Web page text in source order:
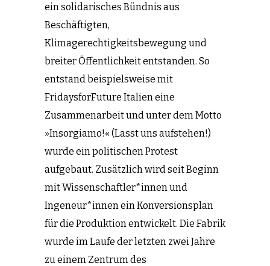
ein solidarisches Bündnis aus
Beschäftigten,
Klimagerechtigkeitsbewegung und
breiter Öffentlichkeit entstanden. So
entstand beispielsweise mit
FridaysforFuture Italien eine
Zusammenarbeit und unter dem Motto
»Insorgiamo!« (Lasst uns aufstehen!)
wurde ein politischen Protest
aufgebaut. Zusätzlich wird seit Beginn
mit Wissenschaftler*innen und
Ingeneur*innen ein Konversionsplan
für die Produktion entwickelt. Die Fabrik
wurde im Laufe der letzten zwei Jahre
zu einem Zentrum des